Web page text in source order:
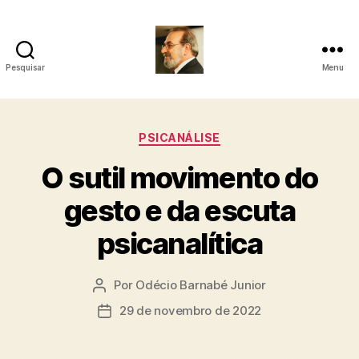
Pesquisar
Girola
-
Psicanalista
e
Terapeuta
Familiar
Menu
Categorias
PSICANÁLISE
O sutil movimento do
gesto e da escuta
psicanalítica
Autor
do
post
Por Odécio Barnabé Junior
Data29 de novembro de 2022